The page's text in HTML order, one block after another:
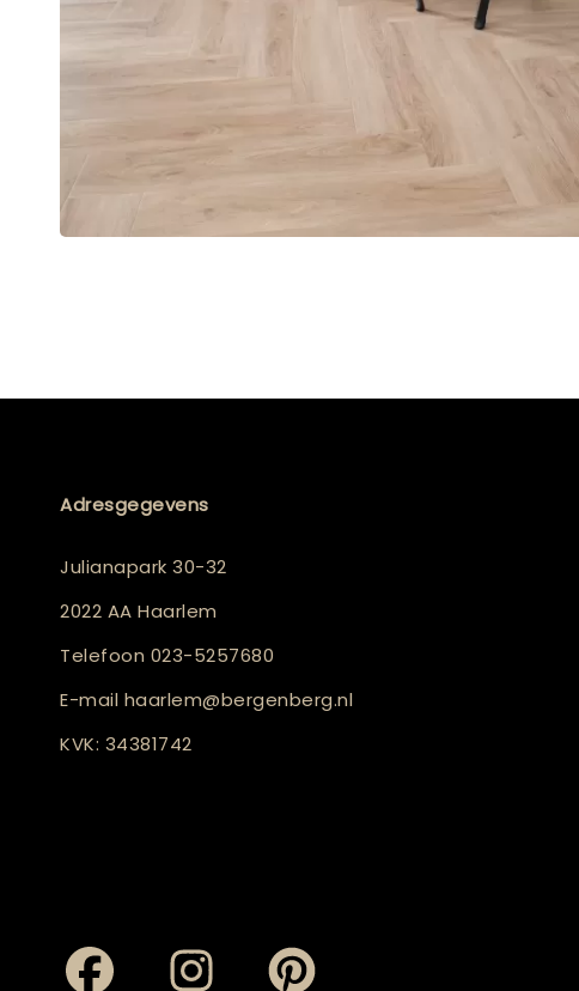
Adresgegevens
Julianapark 30-32
2022 AA Haarlem
Telefoon 023-5257680
E-mail haarlem@bergenberg.nl
KVK: 34381742